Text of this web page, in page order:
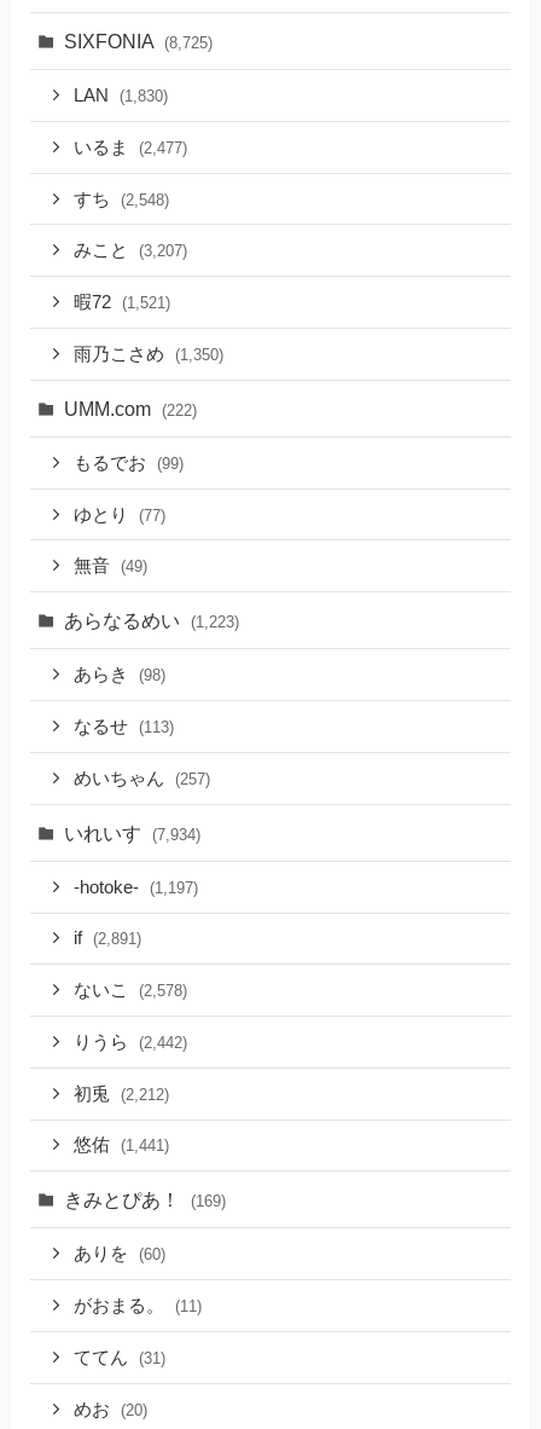
SIXFONIA (8,725)
LAN (1,830)
いるま (2,477)
すち (2,548)
みこと (3,207)
暇72 (1,521)
雨乃こさめ (1,350)
UMM.com (222)
もるでお (99)
ゆとり (77)
無音 (49)
あらなるめい (1,223)
あらき (98)
なるせ (113)
めいちゃん (257)
いれいす (7,934)
-hotoke- (1,197)
if (2,891)
ないこ (2,578)
りうら (2,442)
初兎 (2,212)
悠佑 (1,441)
きみとぴあ！ (169)
ありを (60)
がおまる。 (11)
ててん (31)
めお (20)